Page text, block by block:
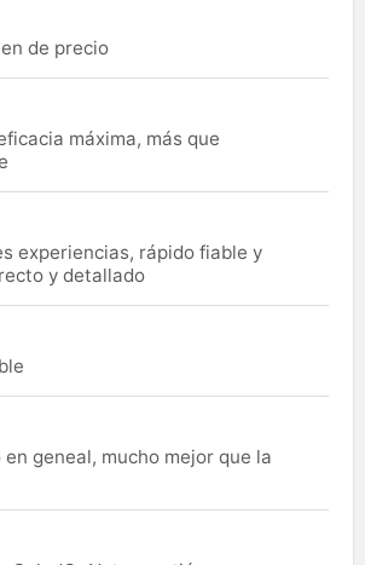
de precio
máxima, más que
experiencias, rápido fiable y
y detallado
geneal, mucho mejor que la